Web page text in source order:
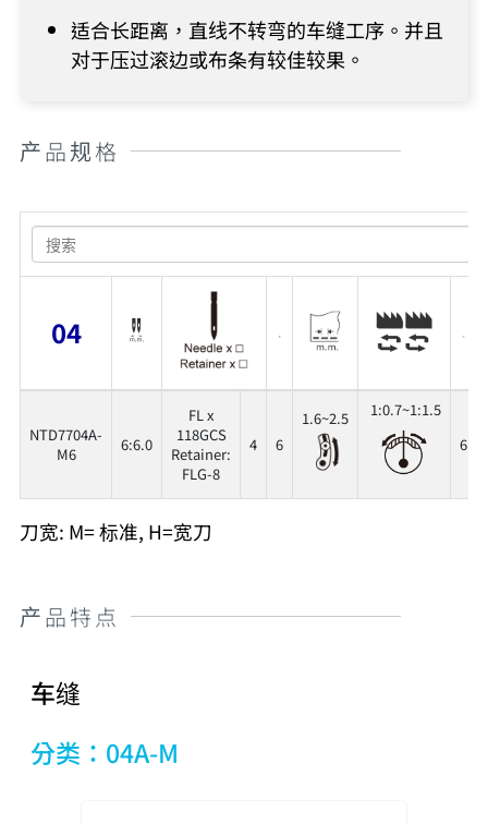
适合长距离，直线不转弯的车缝工序。并且
对于压过滚边或布条有较佳较果。
产品规格
04
NTD7704A-
M6
6:6.0
FL x
118GCS
Retainer:
FLG-8
4 6
1.6~2.5
1:0.7~1:1.5
6
刀宽: M= 标准, H=宽刀
产品特点
车缝
分类：04A-M